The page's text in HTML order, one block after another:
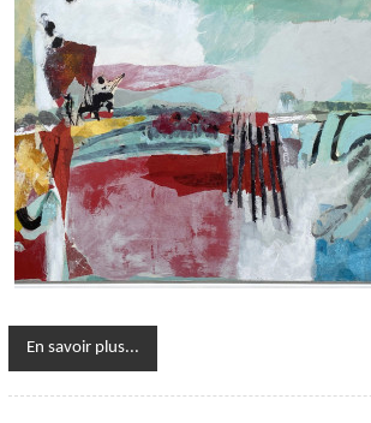
En savoir plus...